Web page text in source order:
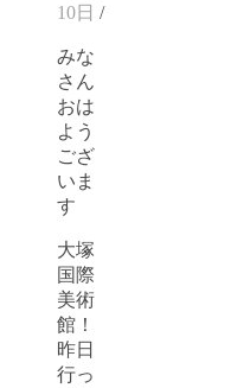
10日 /
みな
さん
おは
よう
ござ
いま
す
大塚
国際
美術
館！
昨日
行っ